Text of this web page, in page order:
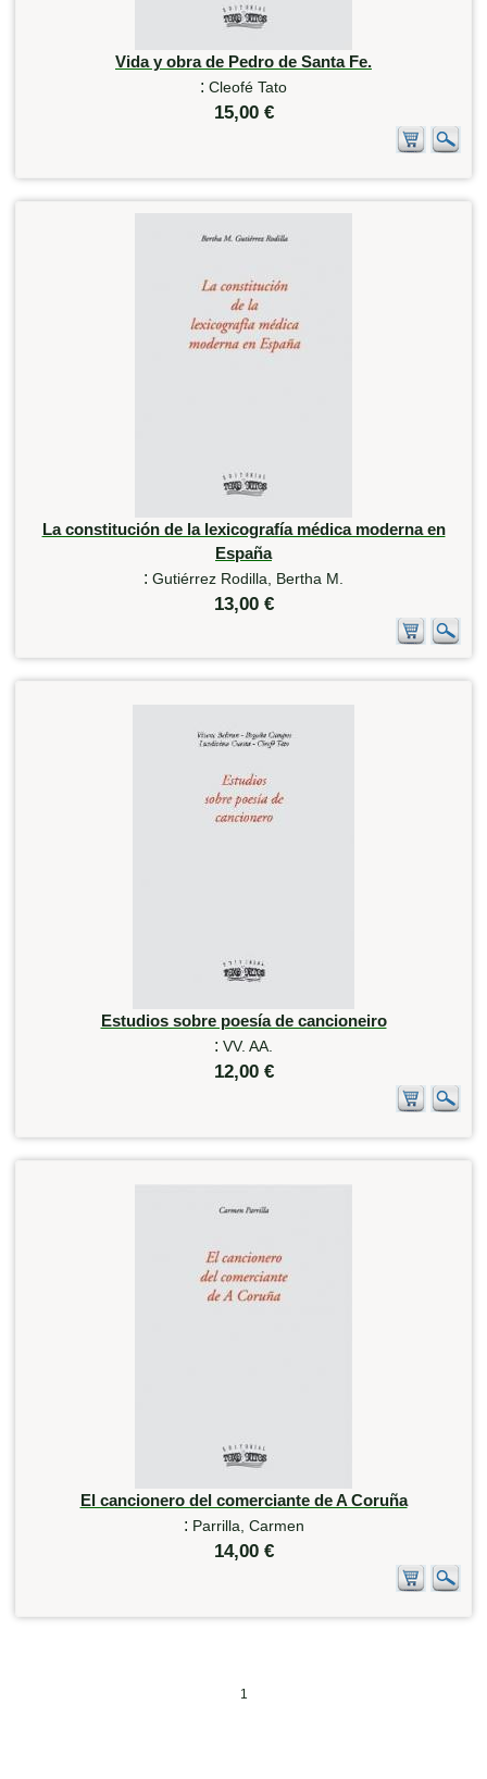
Vida y obra de Pedro de Santa Fe.
: Cleofé Tato
15,00 €
La constitución de la lexicografía médica moderna en
España
: Gutiérrez Rodilla, Bertha M.
13,00 €
Estudios sobre poesía de cancioneiro
: VV. AA.
12,00 €
El cancionero del comerciante de A Coruña
: Parrilla, Carmen
14,00 €
1